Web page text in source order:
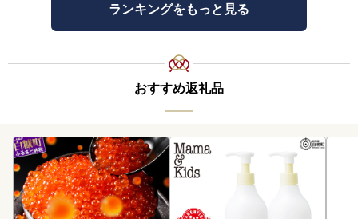
ランキングをもっと見る
おすすめ返礼品